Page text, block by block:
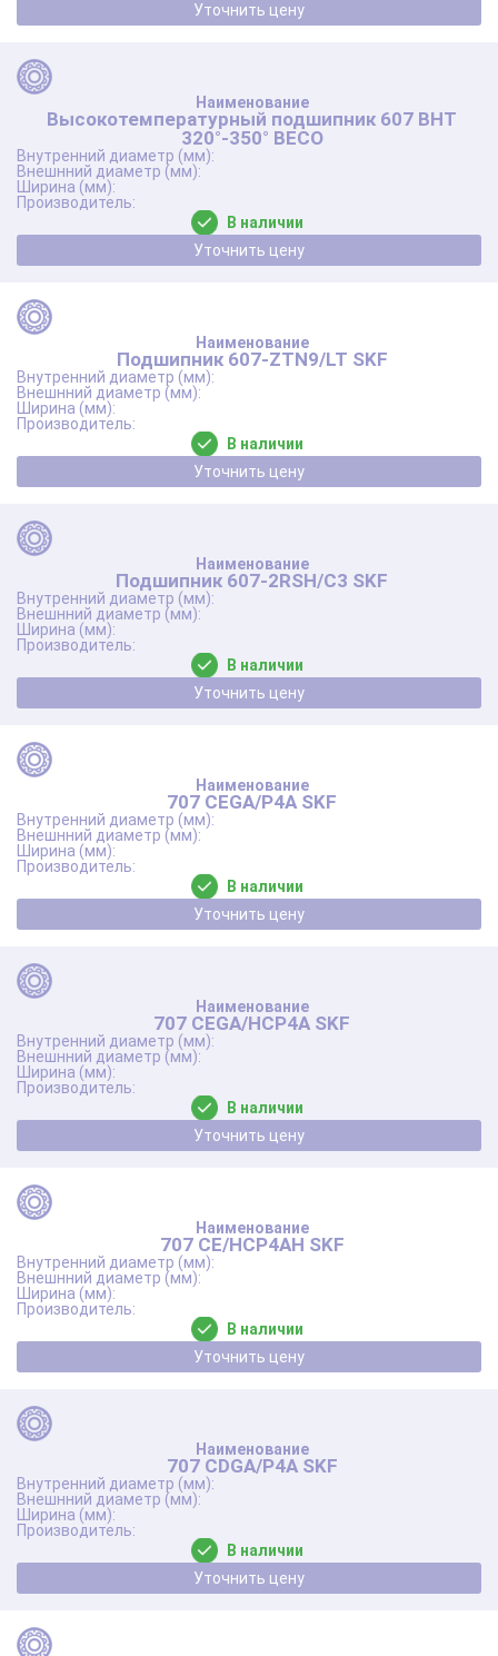
Уточнить цену
Высокотемпературный подшипник 607 BHT
320°-350° BECO
В наличии
Уточнить цену
Подшипник 607-ZTN9/LT SKF
В наличии
Уточнить цену
Подшипник 607-2RSH/C3 SKF
В наличии
Уточнить цену
707 CEGA/P4A SKF
В наличии
Уточнить цену
707 CEGA/HCP4A SKF
В наличии
Уточнить цену
707 CE/HCP4AH SKF
В наличии
Уточнить цену
707 CDGA/P4A SKF
В наличии
Уточнить цену